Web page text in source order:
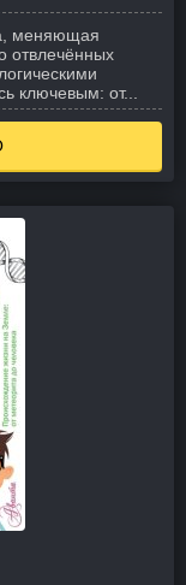
меняющая
отвлечённых
ключевым: от...